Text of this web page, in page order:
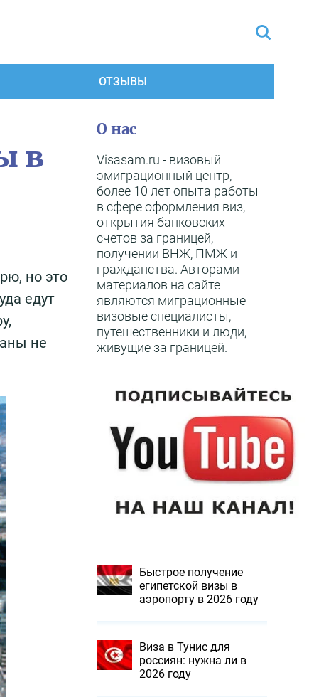
ОТЗЫВЫ
в
но это
едут
не
О нас
Visasam.ru - визовый
эмиграционный центр,
более 10 лет опыта работы
в сфере оформления виз,
открытия банковских
счетов за границей,
получении ВНЖ, ПМЖ и
гражданства. Авторами
материалов на сайте
являются миграционные
визовые специалисты,
путешественники и люди,
живущие за границей.
Быстрое получение
египетской визы в
аэропорту в 2026 году
Виза в Тунис для
россиян: нужна ли в
2026 году